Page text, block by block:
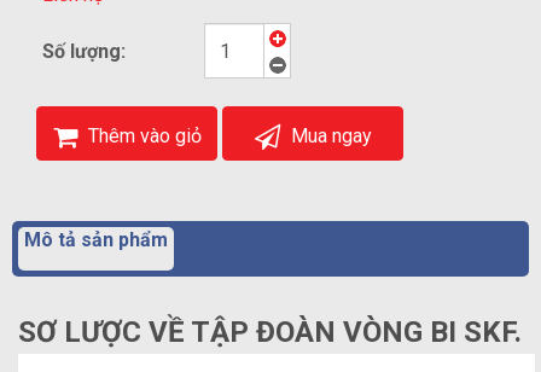
Số lượng:
Thêm vào giỏ Mua ngay
Mô tả sản phẩm
SƠ LƯỢC VỀ TẬP ĐOÀN VÒNG BI SKF.